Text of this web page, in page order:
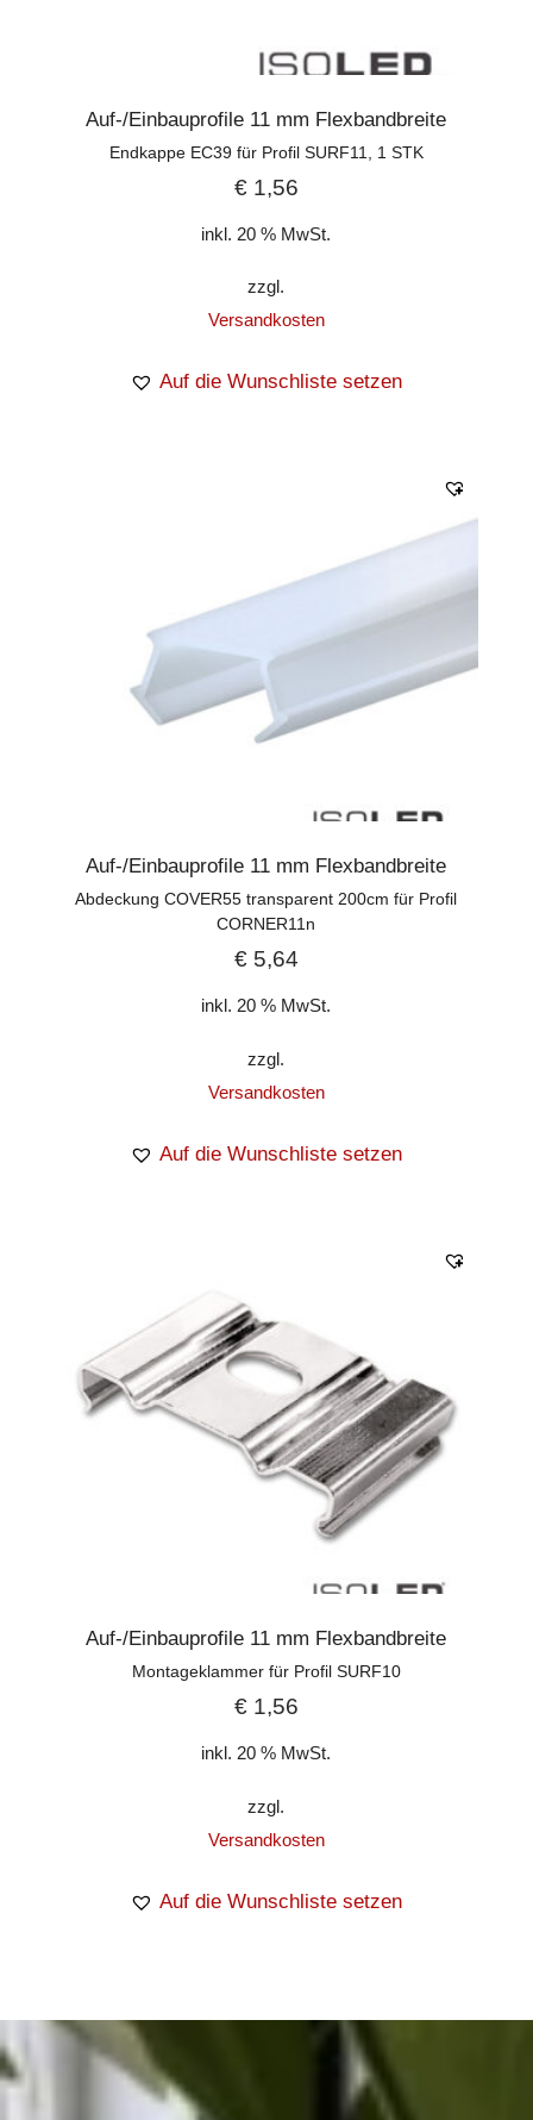
Auf-/Einbauprofile 11 mm Flexbandbreite
Endkappe EC39 für Profil SURF11, 1 STK
€1,56
inkl. 20 % MwSt.
zzgl.
Versandkosten
Auf die Wunschliste setzen
Auf-/Einbauprofile 11 mm Flexbandbreite
Abdeckung COVER55 transparent 200cm für Profil
CORNER11n
€5,64
inkl. 20 % MwSt.
zzgl.
Versandkosten
Auf die Wunschliste setzen
Auf-/Einbauprofile 11 mm Flexbandbreite
Montageklammer für Profil SURF10
€1,56
inkl. 20 % MwSt.
zzgl.
Versandkosten
Auf die Wunschliste setzen